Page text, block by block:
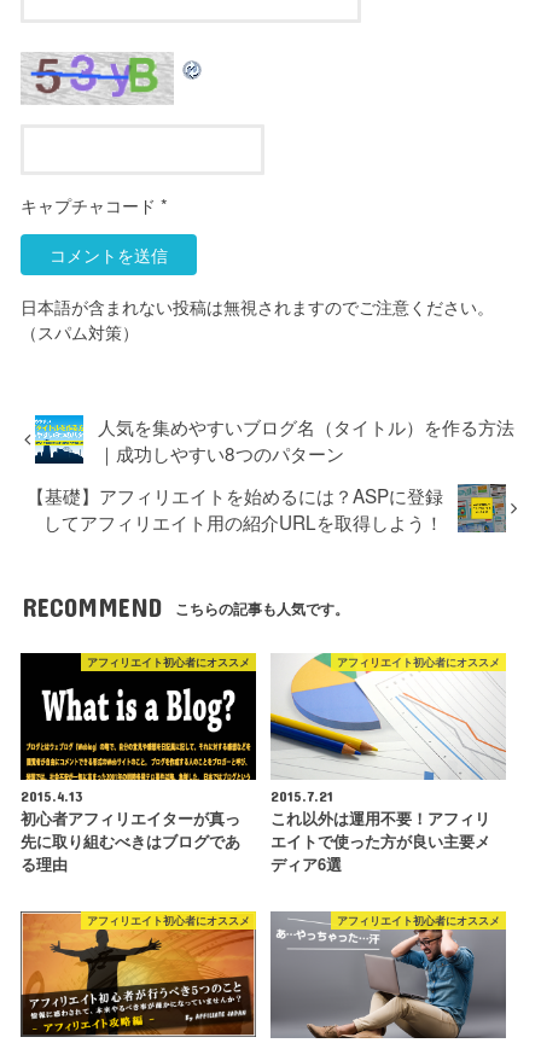
キャプチャコード *
日本語が含まれない投稿は無視されますのでご注意ください。
（スパム対策）
人気を集めやすいブログ名（タイトル）を作る方法
｜成功しやすい8つのパターン
【基礎】アフィリエイトを始めるには？ASPに登録
してアフィリエイト用の紹介URLを取得しよう！
RECOMMEND こちらの記事も人気です。
アフィリエイト初心者にオススメ
2015.4.13
初心者アフィリエイターが真っ
先に取り組むべきはブログであ
る理由
アフィリエイト初心者にオススメ
2015.7.21
これ以外は運用不要！アフィリ
エイトで使った方が良い主要メ
ディア6選
アフィリエイト初心者にオススメ アフィリエイト初心者にオススメ